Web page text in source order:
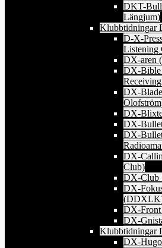
DKT-
Längjum)
Klubbtidningar
D-X-
Listening
DX-aren
DX-Bible
DX-
DX-
DX-
DX-
DX-
Club)
DX-Club
DX-
DX-
DX-
Klubbtidningar
DX-